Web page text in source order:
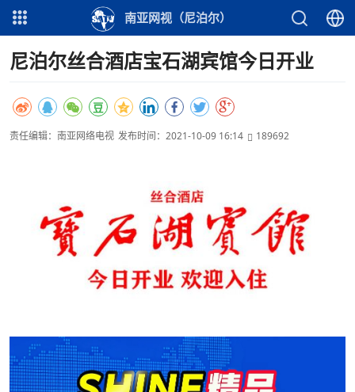
南亚网视（尼泊尔）
尼泊尔丝合酒店宝石湖宾馆今日开业
责任编辑：南亚网络电视 发布时间：2021-10-09 16:14 189692